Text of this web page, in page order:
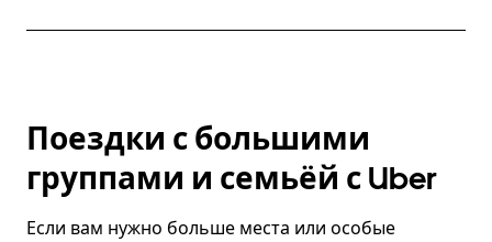
Поездки с большими
группами и семьёй с Uber
Если вам нужно больше места или особые